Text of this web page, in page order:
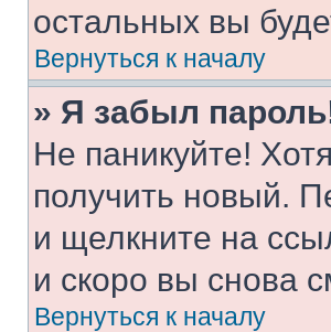
остальных вы
Вернуться к началу
» Я забыл
Не паникуйте!
получить новый.
и щелкните на
и скоро вы снова
Вернуться к началу